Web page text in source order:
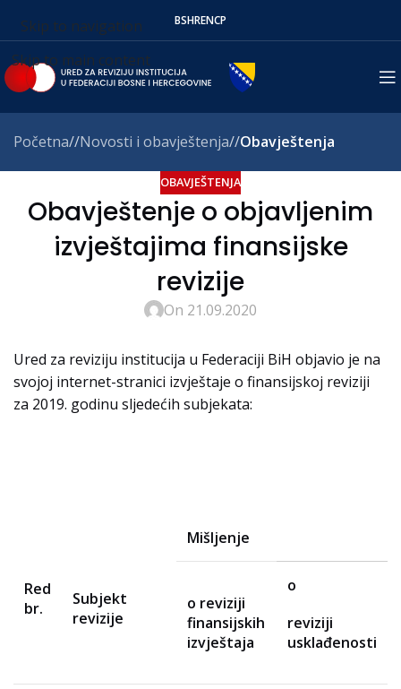
Skip to navigation
Skip to main content
BSHRENСР
Početna/ Novosti i obavještenja/ Obavještenja
OBAVJEŠTENJA
Obavještenje o objavljenim
izvještajima finansijske
revizije
On 21.09.2020
Ured za reviziju institucija u Federaciji BiH objavio je na
svojoj internet-stranici izvještaje o finansijskoj reviziji
za 2019. godinu sljedećih subjekata:
Red
br.
Subjekt
revizije
Mišljenje
o reviziji
finansijskih
izvještaja
o
reviziji
usklađenosti